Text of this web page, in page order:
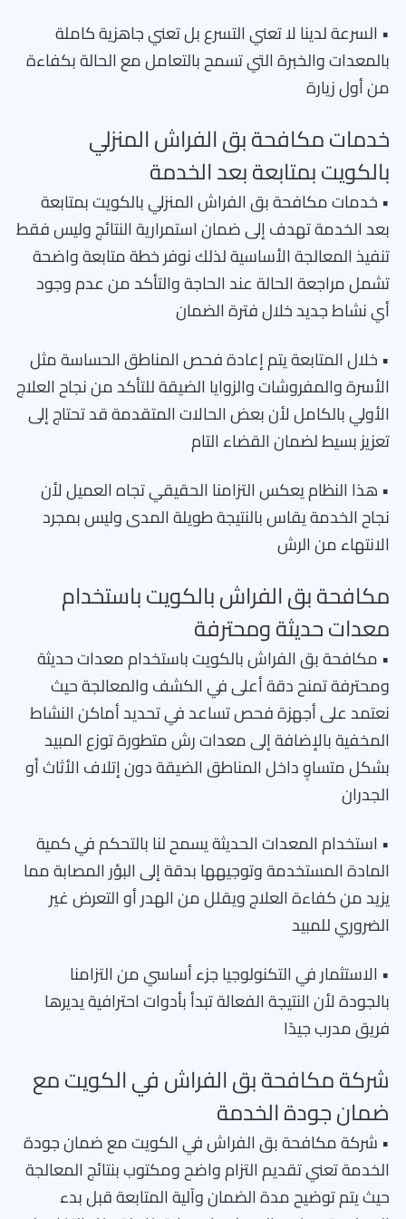
• السرعة لدينا لا تعني التسرع بل تعني جاهزية كاملة
بالمعدات والخبرة التي تسمح بالتعامل مع الحالة بكفاءة
من أول زيارة
خدمات مكافحة بق الفراش المنزلي
بالكويت بمتابعة بعد الخدمة
• خدمات مكافحة بق الفراش المنزلي بالكويت بمتابعة
بعد الخدمة تهدف إلى ضمان استمرارية النتائج وليس فقط
تنفيذ المعالجة الأساسية لذلك نوفر خطة متابعة واضحة
تشمل مراجعة الحالة عند الحاجة والتأكد من عدم وجود
أي نشاط جديد خلال فترة الضمان
• خلال المتابعة يتم إعادة فحص المناطق الحساسة مثل
الأسرة والمفروشات والزوايا الضيقة للتأكد من نجاح العلاج
الأولي بالكامل لأن بعض الحالات المتقدمة قد تحتاج إلى
تعزيز بسيط لضمان القضاء التام
• هذا النظام يعكس التزامنا الحقيقي تجاه العميل لأن
نجاح الخدمة يقاس بالنتيجة طويلة المدى وليس بمجرد
الانتهاء من الرش
مكافحة بق الفراش بالكويت باستخدام
معدات حديثة ومحترفة
• مكافحة بق الفراش بالكويت باستخدام معدات حديثة
ومحترفة تمنح دقة أعلى في الكشف والمعالجة حيث
نعتمد على أجهزة فحص تساعد في تحديد أماكن النشاط
المخفية بالإضافة إلى معدات رش متطورة توزع المبيد
بشكل متساوٍ داخل المناطق الضيقة دون إتلاف الأثاث أو
الجدران
• استخدام المعدات الحديثة يسمح لنا بالتحكم في كمية
المادة المستخدمة وتوجيهها بدقة إلى البؤر المصابة مما
يزيد من كفاءة العلاج ويقلل من الهدر أو التعرض غير
الضروري للمبيد
• الاستثمار في التكنولوجيا جزء أساسي من التزامنا
بالجودة لأن النتيجة الفعالة تبدأ بأدوات احترافية يديرها
فريق مدرب جيدًا
شركة مكافحة بق الفراش في الكويت مع
ضمان جودة الخدمة
• شركة مكافحة بق الفراش في الكويت مع ضمان جودة
الخدمة تعني تقديم التزام واضح ومكتوب بنتائج المعالجة
حيث يتم توضيح مدة الضمان وآلية المتابعة قبل بدء